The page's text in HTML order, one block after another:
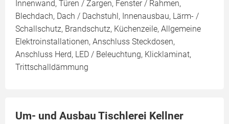
Innenwand, Türen / Zargen, Fenster / Rahmen,
Blechdach, Dach / Dachstuhl, Innenausbau, Lärm- /
Schallschutz, Brandschutz, Küchenzeile, Allgemeine
Elektroinstallationen, Anschluss Steckdosen,
Anschluss Herd, LED / Beleuchtung, Klicklaminat,
Trittschalldämmung
Um- und Ausbau Tischlerei Kellner